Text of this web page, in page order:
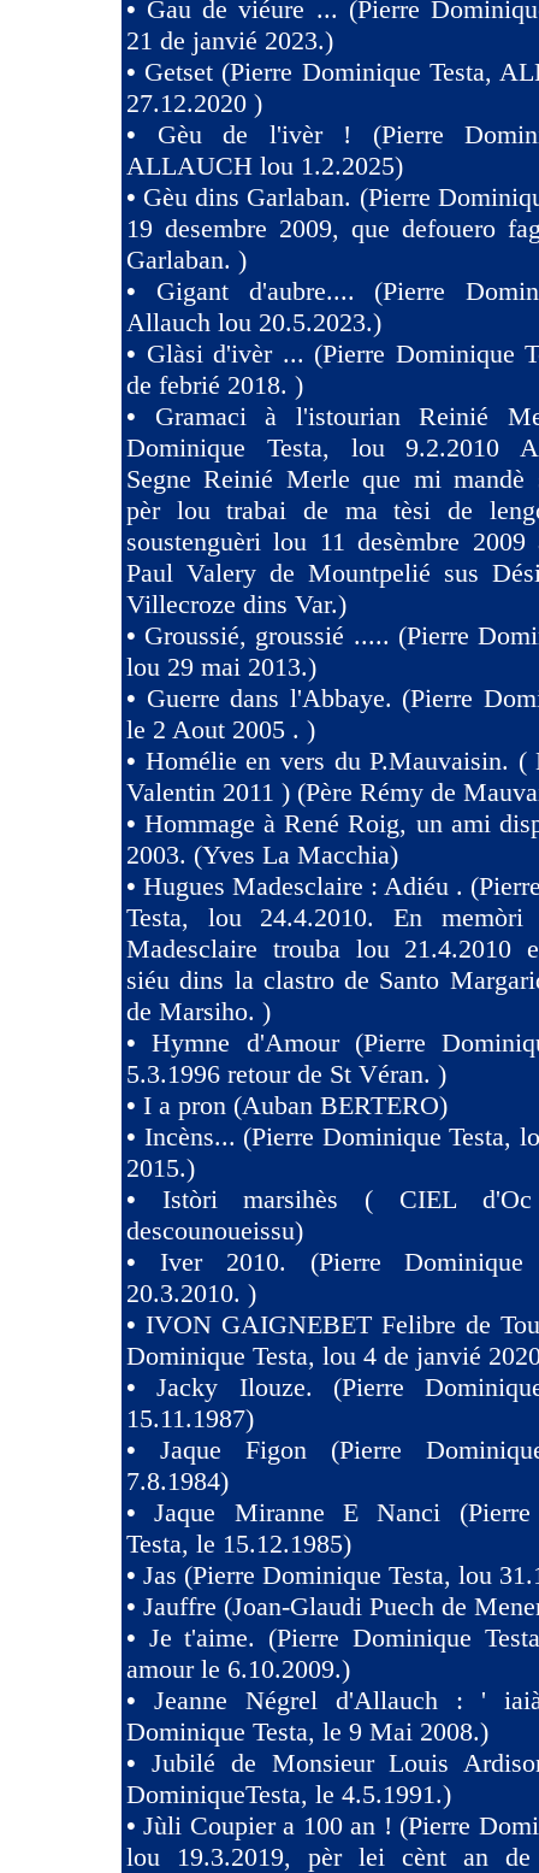
• Gau de viéure ... (Pierre
21 de janvié 2023.)
• Getset (Pierre Dominique Testa,
27.12.2020 )
• Gèu de l'ivèr ! (Pierre
ALLAUCH lou 1.2.2025)
• Gèu dins Garlaban. (Pierre
19 desembre 2009, que defouero
Garlaban. )
• Gigant d'aubre.... (Pierre
Allauch lou 20.5.2023.)
• Glàsi d'ivèr ... (Pierre Dominique
de febrié 2018. )
• Gramaci à l'istourian Reinié
Dominique Testa, lou 9.2.2010
Segne Reinié Merle que mi mandè
pèr lou trabai de ma tèsi de
soustenguèri lou 11 desèmbre
Paul Valery de Mountpelié sus
Villecroze dins Var.)
• Groussié, groussié ..... (Pierre
lou 29 mai 2013.)
• Guerre dans l'Abbaye. (Pierre
le 2 Aout 2005 . )
• Homélie en vers du P.Mauvaisin. (
Valentin 2011 ) (Père Rémy de
•Hommage à René Roig, un ami
2003. (Yves La Macchia)
• Hugues Madesclaire : Adiéu .
Testa, lou 24.4.2010. En memòri
Madesclaire trouba lou 21.4.2010
siéu dins la clastro de Santo
de Marsiho. )
•Hymne d'Amour (Pierre
5.3.1996 retour de St Véran. )
• I a pron (Auban BERTERO)
• Incèns... (Pierre Dominique Testa,
2015.)
• Istòri marsihès ( CIEL
descounoueissu)
• Iver 2010. (Pierre
20.3.2010. )
• IVON GAIGNEBET Felibre de
Dominique Testa, lou 4 de janvié
•Jacky Ilouze. (Pierre
15.11.1987)
• Jaque Figon (Pierre
7.8.1984)
•Jaque Miranne E Nanci (Pierre
Testa, le 15.12.1985)
• Jas (Pierre Dominique Testa, lou
• Jauffre (Joan-Glaudi Puech de
• Je t'aime. (Pierre Dominique
amour le 6.10.2009.)
• Jeanne Négrel d'Allauch : '
Dominique Testa, le 9 Mai 2008.)
• Jubilé de Monsieur Louis
DominiqueTesta, le 4.5.1991.)
•Jùli Coupier a 100 an ! (Pierre
lou 19.3.2019, pèr lei cènt an de